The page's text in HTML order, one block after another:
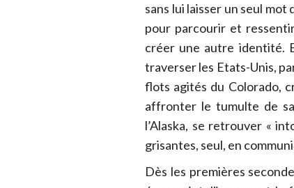
sans lui laisser un seul
pour parcourir et
créer une autre identité.
traverser les Etats-Unis,
flots agités du Colorado,
affronter le tumulte de
l’Alaska, se retrouver «
grisantes, seul, en
Dès les premières